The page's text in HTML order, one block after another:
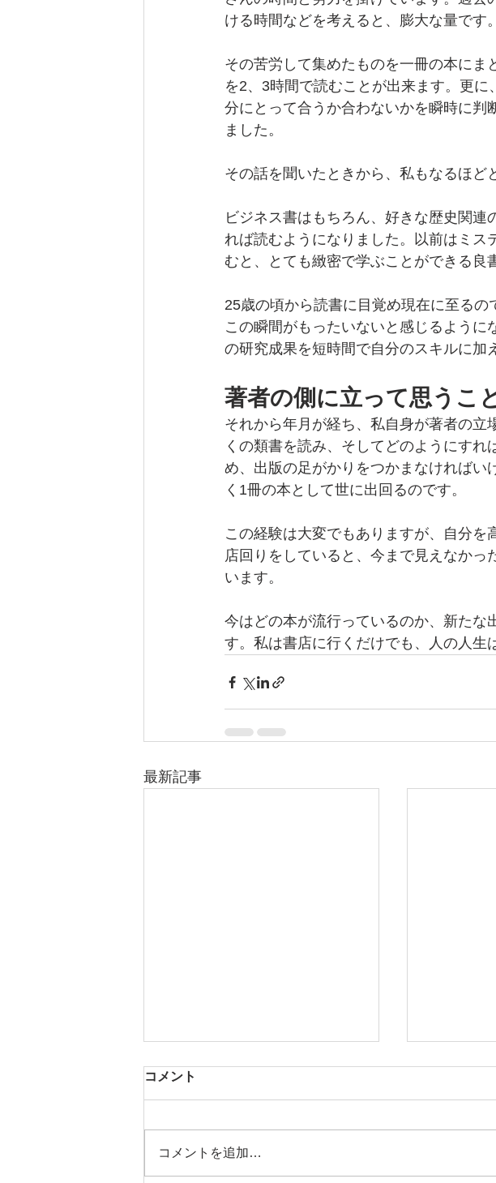
ける時間などを考えると、膨大な量です。
その苦労して集めたものを一冊の本に
を2、3時間で読むことが出来ます。更
分にとって合うか合わないかを瞬時に判
ました。
その話を聞いたときから、私もなるほど
ビジネス書はもちろん、好きな歴史関
れば読むようになりました。以前はミ
むと、とても緻密で学ぶことができる良
25歳の頃から読書に目覚め現在に至る
この瞬間がもったいないと感じるよう
の研究成果を短時間で自分のスキルに加
著者の側に立って思うこ
それから年月が経ち、私自身が著者の立
くの類書を読み、そしてどのようにす
め、出版の足がかりをつかまなければい
く1冊の本として世に出回るのです。
この経験は大変でもありますが、自分
店回りをしていると、今まで見えなか
います。
今はどの本が流行っているのか、新た
す。私は書店に行くだけでも、人の人生
最新記事
コメント
コメントを追加…